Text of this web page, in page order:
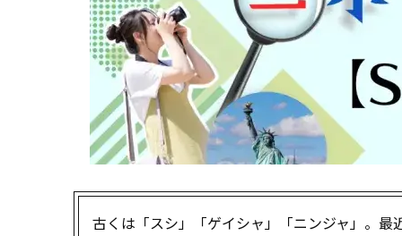
古くは「スシ」「ゲイシャ」「ニンジャ」。